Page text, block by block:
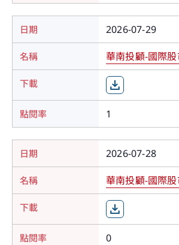
2026-07-29
華南投顧-國際
1
2026-07-28
華南投顧-國際
0